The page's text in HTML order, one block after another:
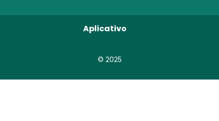
© 2025
Aplicativo